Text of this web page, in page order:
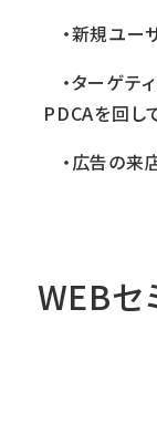
・新規ユー
・ターゲテ
PDCAを回し
・広告の来
WEBセ